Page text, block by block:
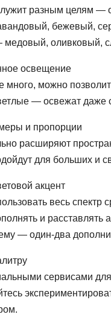
разным целям —
бежевый,
медовый, оливковый,
освещение
много, можно
— освежат даже
и пропорции
расширяют
для больших и
акцент
весь спектр
и
— один-два
сервисами